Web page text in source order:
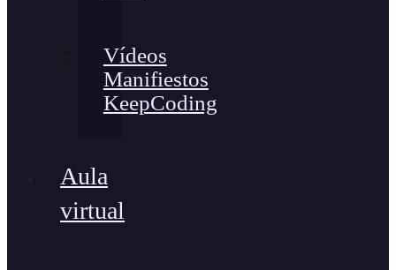
Vídeos
Manifiestos
KeepCoding
Aula
virtual